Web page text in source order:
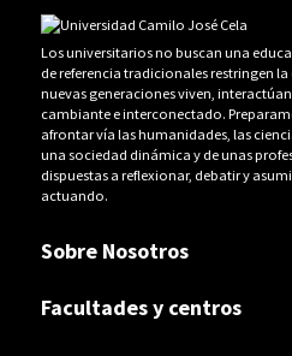
Los universitarios no buscan una
de referencia tradicionales restringen
nuevas generaciones viven,
cambiante e interconectado.
afrontar vía las humanidades, las
una sociedad dinámica y de unas
dispuestas a reflexionar, debatir y
actuando.
Sobre Nosotros
Facultades y centros